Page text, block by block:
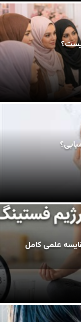
علمی کامل